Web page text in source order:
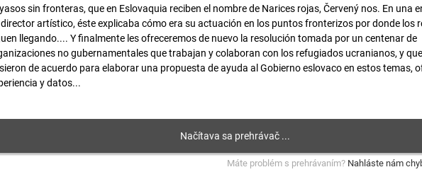
sin fronteras, que en Eslovaquia reciben el nombre de Narices rojas, Červený nos. En una
artístico, éste explicaba cómo era su actuación en los puntos fronterizos por donde los
llegando.... Y finalmente les ofreceremos de nuevo la resolución tomada por un centenar de
no gubernamentales que trabajan y colaboran con los refugiados ucranianos, y
de acuerdo para elaborar una propuesta de ayuda al Gobierno eslovaco en estos temas,
y datos...
Máte problém s prehrávaním? Nahláste nám